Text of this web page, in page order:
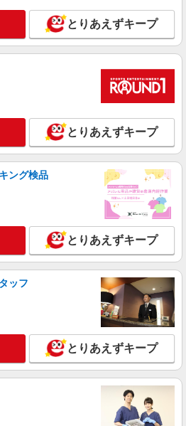
ス 首都圏支社（T11_1253）
｜家電量販店のソフトバンクコーナ
市川市田尻
詳細を見る
売・アドバイザースタッフ
給・昇格制度あり・
※当社規定あり ※アルバイト除
詳細を見る
度あり・賞
当社規定あり ※アルバイト除く
はスタート時の時給です。
市川市田尻1丁目6番5号
詳細を見る
とりあえずキープ
とりあえずキープ
ング検品
とりあえずキープ
ッフ
とりあえずキープ